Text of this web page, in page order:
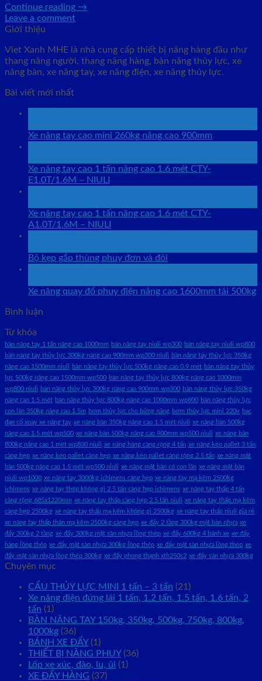
Continue reading →
Leave a comment
Giới thiệu
Viet Xanh MHE là nhà cung cấp thiết bị nâng hàng đầu như
thang nâng người, thang nâng hàng, bàn nâng thủy lực, xe
nâng bàn, xe nâng tay, xe nâng điện, xe nâng thủy lực.
Bài viết mới nhất
Xe nâng tay cao mini 260kg nâng cao 900mm
Xe nâng tay cao 1 tấn nâng cao 1.6 mét CTY-
E1.0T/1.6M – NIULI
Xe nâng tay cao 1 tấn nâng cao 1.6 mét CTY-
A1.0T/1.6M – NIULI
Bộ kẹp gắp thùng phuy đơn và đôi
Xe nâng quay đổ phuy điện nâng cao 1600mm tải 500kg
Bình luận
Từ khóa
bàn nâng tay 1 tấn nâng cao 1000mm bàn nâng tay niuli wp300 bàn nâng tay niuli wp800
bàn nâng tay thủy lực 300kg nâng cao 900mm wp300 niuli
bàn nâng tay thủy lực 350kg
nâng cao 1500mm niuli
bàn nâng tay thủy lực 500kg nâng cao 0.9 mét bàn nâng tay thủy
lực 500kg nâng cao 1500mm wp500 bàn nâng tay thủy lực 800kg nâng cao 1000mm
wp800 niuli
bàn nâng thủy lực 300kg nâng cao 900mm wp300 bàn nâng thủy lực 350kg
nâng cao 1.5 mét bàn nâng thủy lực 800kg nâng cao 1000mm wp800 bàn nâng thủy lực
con lăn 350kg nâng cao 1.5m bơm thủy lực cho bửng nâng bơm thủy lực mini 220v bạc
đạn cổ xoay xe nâng tay xe nâng bàn 350kg nâng cao 1.5 mét niuli xe nâng bàn 500kg
nâng cao 1.5 mét wp500 xe nâng bàn 500kg nâng cao 900mm wp500 niuli xe nâng bàn
800kg nâng cao 1 mét wp800 niuli xe nâng hàng càng rộng 4 tấn xe nâng kéo pallet 3 tấn
càng hẹp xe nâng kéo pallet càng hẹp xe nâng kéo pallet càng rộng 2.5 tấn xe nâng mặt
bàn 500kg nâng cao 1.5 mét wp500 niuli xe nâng mặt bàn có con lăn xe nâng mặt bàn
niuli wp1000 xe nâng tay 3000kg ichimens càng hẹp xe nâng tay mạ kẽm 2500kg
ichimens xe nâng tay thép không gỉ 2.5 tấn càng hẹp ichimens xe nâng tay thấp 4 tấn
càng rộng 685x1220mm xe nâng tay thấp càng hẹp 2.5 tấn niuli xe nâng tay thấp mạ kẽm
càng hẹp 2500kg xe nâng tay thấp mạ kẽm không gỉ 2500kg xe nâng tay thấp niuli giá rẻ
xe nâng tay thấp thân mạ kẽm 2500kg càng hẹp xe đẩy 2 tầng 300kg mặt bàn nhựa xe
đẩy 300kg 2 tầng xe đẩy 300kg mặt sàn nhựa lồng thép xe đẩy 600kg 4 bánh xe xe đẩy
hàng lồng thép xe đẩy mặt sàn nhựa 300kg lồng thép xe đẩy mặt sàn nhựa lồng thép xe
đẩy mặt sàn nhựa lồng thép 300kg xe đẩy phong thạnh xth250s2 xe đẩy sàn nhựa 300kg
Chuyên mục
CẨU THỦY LỰC MINI 1 tấn – 3 tấn (21)
Xe nâng điện đứng lái 1 tấn, 1.2 tấn, 1.5 tấn, 1.6 tấn, 2
tấn (1)
BÀN NÂNG TAY 150kg, 350kg, 500kg, 750kg, 800kg,
1000kg (36)
BÁNH XE ĐẨY(1)
THIẾT BỊ NÂNG PHUY(36)
Lốp xe xúc, đào, lu, ủi (1)
XE ĐẨY HÀNG (37)